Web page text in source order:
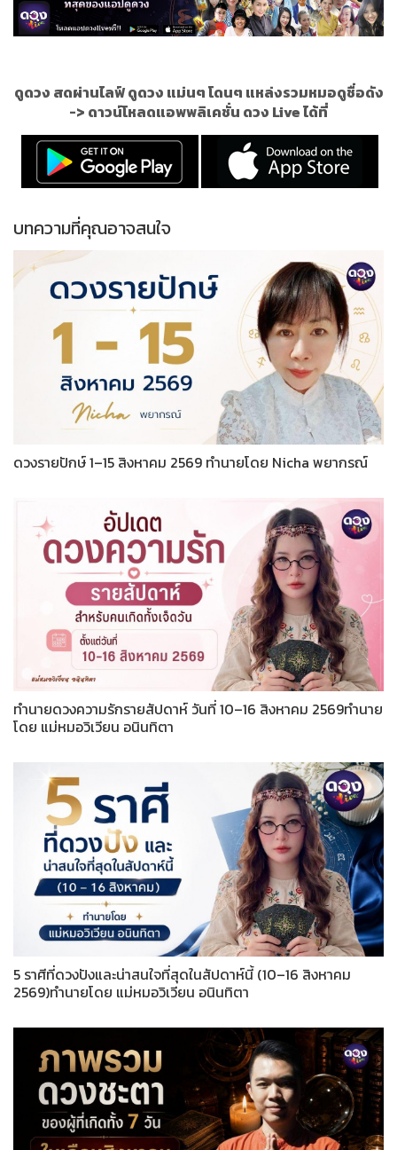
ดูดวง สดผ่านไลฟ์ ดูดวง แม่นๆ โดนๆ แหล่งรวมหมอดูชื่อดัง
-> ดาวน์โหลดแอพพลิเคชั่น ดวง Live ได้ที่
บทความที่คุณอาจสนใจ
ดวงรายปักษ์ 1–15 สิงหาคม 2569 ทำนายโดย Nicha พยากรณ์
ทำนายดวงความรักรายสัปดาห์ วันที่ 10–16 สิงหาคม 2569ทำนาย
โดย แม่หมอวิเวียน อนินทิตา
5 ราศีที่ดวงปังและน่าสนใจที่สุดในสัปดาห์นี้ (10–16 สิงหาคม
2569)ทำนายโดย แม่หมอวิเวียน อนินทิตา